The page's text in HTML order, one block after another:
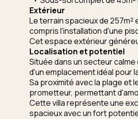
Extérieur
Le terrain spacieux de
compris l'installation d'une
Cet espace extérieur
Localisation et potentiel
Située dans un secteur
d'un emplacement idéal pour
Sa proximité avec la plage et
prometteur, permettant
Cette villa représente une
spacieux avec un fort